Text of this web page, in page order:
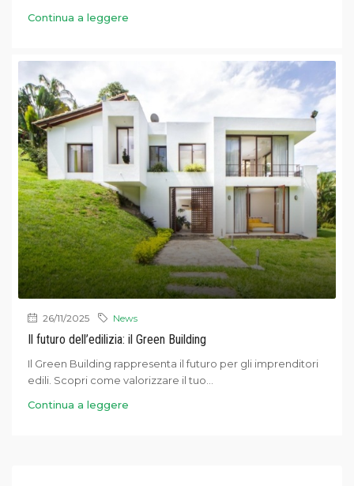
Continua a leggere
26/11/2025 News
Il futuro dell’edilizia: il Green Building
Il Green Building rappresenta il futuro per gli imprenditori
edili. Scopri come valorizzare il tuo...
Continua a leggere